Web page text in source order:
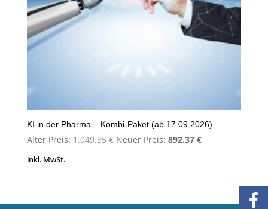
KI in der Pharma – Kombi-Paket (ab 17.09.2026)
Alter Preis: 1.049,85€ Ursprünglicher
Neuer Preis: 892,37 €Aktueller
inkl. MwSt.